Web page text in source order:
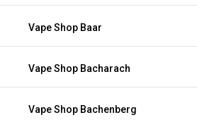
Vape Shop Baar
Vape Shop Bacharach
Vape Shop Bachenberg